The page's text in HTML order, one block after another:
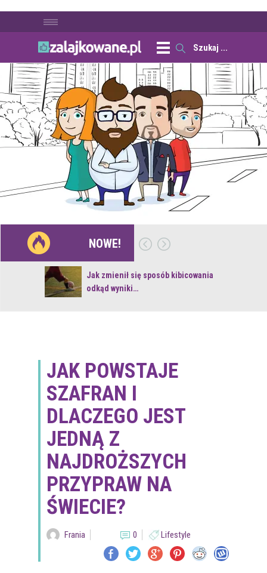
NOWE!
Jak zmienił się sposób kibicowania
odkąd wyniki…
JAK POWSTAJE
SZAFRAN I
DLACZEGO JEST
JEDNĄ Z
NAJDROŻSZYCH
PRZYPRAW NA
ŚWIECIE?
Frania 0 Lifestyle